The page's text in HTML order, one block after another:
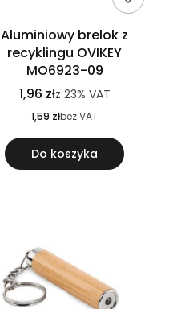
Aluminiowy brelok z
recyklingu OVIKEY
MO6923-09
1,96 złz 23% VAT
1,59 złbez VAT
Do koszyka